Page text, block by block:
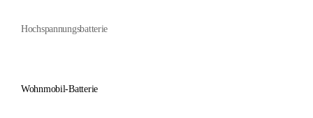
Hochspannungsbatterie
Wohnmobil-Batterie